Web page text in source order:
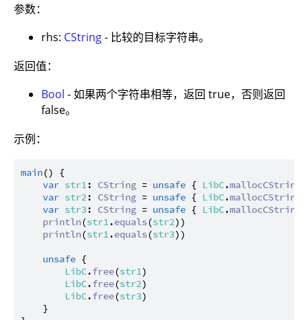
参数：
rhs: CString- 比较的目标字符串。
返回值：
Bool - 如果两个字符串相等，返回 true，否则返回
false。
示例：
main() {
var str1: CString = unsafe { LibC.mallocCString
var str2: CString = unsafe { LibC.mallocCString
var str3: CString = unsafe { LibC.mallocCString
println(str1.equals(str2))
println(str1.equals(str3))
unsafe {
LibC.free(str1)
LibC.free(str2)
LibC.free(str3)
    }